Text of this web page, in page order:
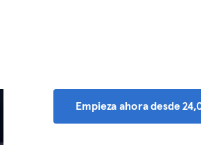
Empieza ahora desde